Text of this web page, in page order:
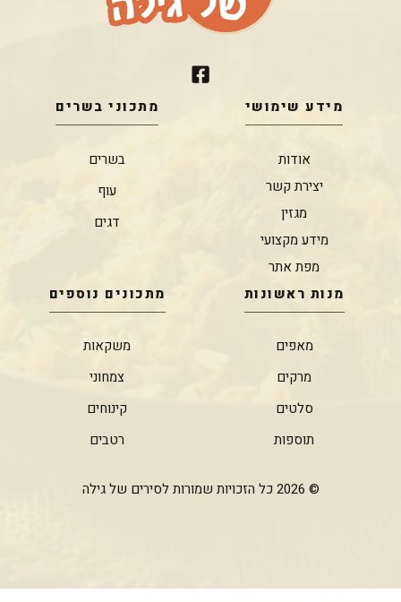
מידע שימושי
אודות
יצירת קשר
מגזין
מידע מקצועי
מפת אתר
מתכוני בשרים
בשרים
עוף
דגים
מנות ראשונות
מאפים
מרקים
סלטים
תוספות
מתכונים נוספים
משקאות
צמחוני
קינוחים
רטבים
© 2026 כל הזכויות שמורות לסירים של גילה